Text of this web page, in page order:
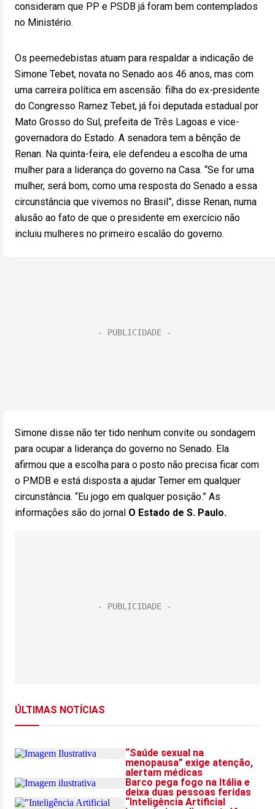
consideram que PP e PSDB já foram bem contemplados
no Ministério.
Os peemedebistas atuam para respaldar a indicação de
Simone Tebet, novata no Senado aos 46 anos, mas com
uma carreira política em ascensão: filha do ex-presidente
do Congresso Ramez Tebet, já foi deputada estadual por
Mato Grosso do Sul, prefeita de Três Lagoas e vice-
governadora do Estado. A senadora tem a bênção de
Renan. Na quinta-feira, ele defendeu a escolha de uma
mulher para a liderança do governo na Casa. “Se for uma
mulher, será bom, como uma resposta do Senado a essa
circunstância que vivemos no Brasil”, disse Renan, numa
alusão ao fato de que o presidente em exercício não
incluiu mulheres no primeiro escalão do governo.
Simone disse não ter tido nenhum convite ou sondagem
para ocupar a liderança do governo no Senado. Ela
afirmou que a escolha para o posto não precisa ficar com
o PMDB e está disposta a ajudar Temer em qualquer
circunstância. “Eu jogo em qualquer posição.” As
informações são do jornal O Estado de S. Paulo.